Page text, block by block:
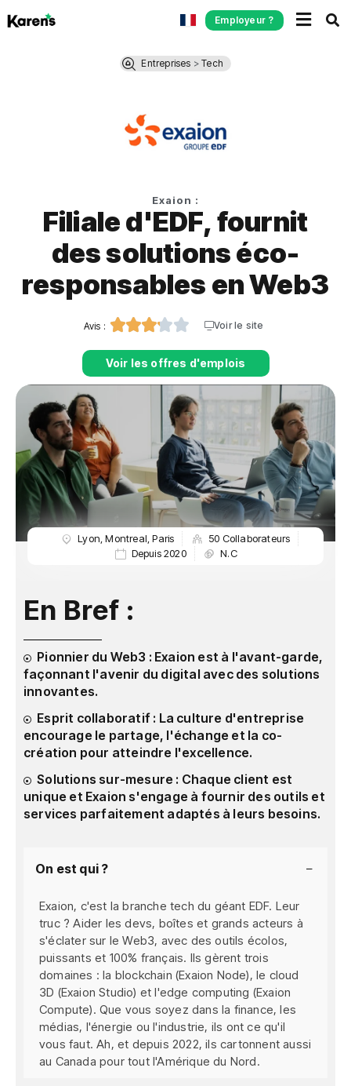
Employeur ?
Entreprises >Tech
Exaion :
Filiale d'EDF, fournit
des solutions éco-
responsables en Web3
Avis :  Voir le site
Voir les offres d'emplois
Lyon ,Montreal ,Paris
50 Collaborateurs
Depuis 2020
N.C
En Bref :
Pionnier du Web3 : Exaion est à l'avant-garde,
façonnant l'avenir du digital avec des solutions
innovantes.
Esprit collaboratif : La culture d'entreprise
encourage le partage, l'échange et la co-
création pour atteindre l'excellence.
Solutions sur-mesure : Chaque client est
unique et Exaion s'engage à fournir des outils et
services parfaitement adaptés à leurs besoins.
On est qui ?
Exaion, c'est la branche tech du géant EDF. Leur
truc ? Aider les devs, boîtes et grands acteurs à
s'éclater sur le Web3, avec des outils écolos,
puissants et 100% français. Ils gèrent trois
domaines : la blockchain (Exaion Node), le cloud
3D (Exaion Studio) et l'edge computing (Exaion
Compute). Que vous soyez dans la finance, les
médias, l'énergie ou l'industrie, ils ont ce qu'il
vous faut. Ah, et depuis 2022, ils cartonnent aussi
au Canada pour tout l'Amérique du Nord.